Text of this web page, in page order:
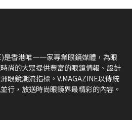
是香港唯一一家專業眼鏡媒體，為眼
尚的大眾提供豐富的眼鏡情報、設計
眼鏡潮流指標。V.MAGAZINE以傳統
行，放送時尚眼鏡界最精彩的內容。